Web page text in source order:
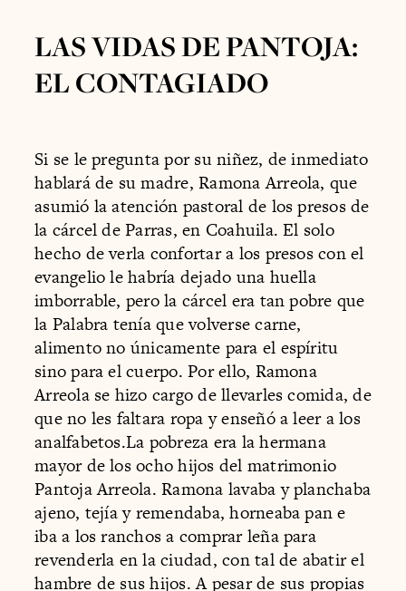
LAS VIDAS DE PANTOJA:
EL CONTAGIADO
Si se le pregunta por su niñez, de inmediato
hablará de su madre, Ramona Arreola, que
asumió la atención pastoral de los presos de
la cárcel de Parras, en Coahuila. El solo
hecho de verla confortar a los presos con el
evangelio le habría dejado una huella
imborrable, pero la cárcel era tan pobre que
la Palabra tenía que volverse carne,
alimento no únicamente para el espíritu
sino para el cuerpo. Por ello, Ramona
Arreola se hizo cargo de llevarles comida, de
que no les faltara ropa y enseñó a leer a los
analfabetos.La pobreza era la hermana
mayor de los ocho hijos del matrimonio
Pantoja Arreola. Ramona lavaba y planchaba
ajeno, tejía y remendaba, horneaba pan e
iba a los ranchos a comprar leña para
revenderla en la ciudad, con tal de abatir el
hambre de sus hijos. A pesar de sus propias